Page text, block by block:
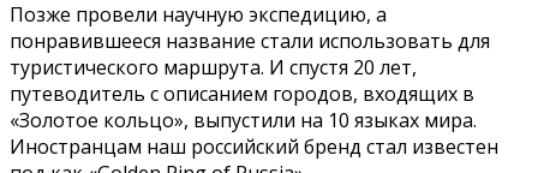
Позже провели научную экспедицию, а
понравившееся название стали использовать для
туристического маршрута. И спустя 20 лет,
путеводитель с описанием городов, входящих в
«Золотое кольцо», выпустили на 10 языках мира.
Иностранцам наш российский бренд стал известен